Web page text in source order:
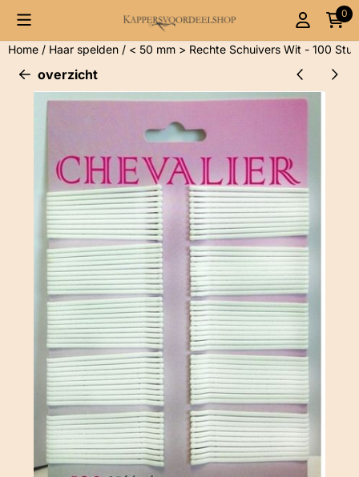
0
Home / Haar spelden / < 50 mm > Rechte Schuivers Wit - 100
overzicht